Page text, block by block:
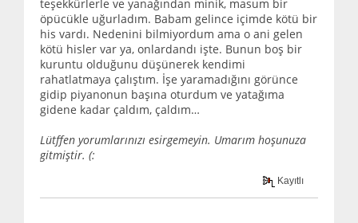
teşekkürlerle ve yanağından minik, masum bir
öpücükle uğurladım. Babam gelince içimde kötü bir
his vardı. Nedenini bilmiyordum ama o ani gelen
kötü hisler var ya, onlardandı işte. Bunun boş bir
kuruntu olduğunu düşünerek kendimi
rahatlatmaya çalıştım. İşe yaramadığını görünce
gidip piyanonun başına oturdum ve yatağıma
gidene kadar çaldım, çaldım…
Lütffen yorumlarınızı esirgemeyin. Umarım hoşunuza
gitmiştir. (:
Kayıtlı